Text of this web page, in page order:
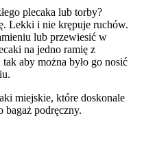
plecaka lub torby?
Lekki i nie krępuje ruchów.
lub przewiesić w
na jedno ramię z
aby można było go nosić
miejskie, które doskonale
bagaż podręczny.